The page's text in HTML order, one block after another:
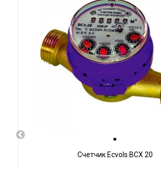
Счетчик Ecvols ВСХ 20